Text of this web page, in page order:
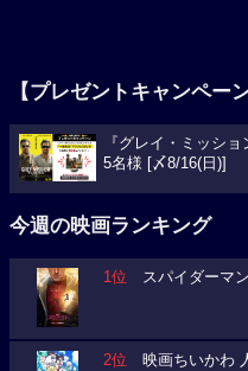
【プレゼントキャンペー
『グレイ・ミッシ
5名様 [〆8/16(日)]
今週の映画ランキング
1位 スパイダーマ
2位 映画ちいかわ